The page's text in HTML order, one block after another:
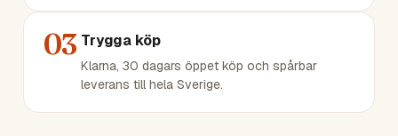
03 Trygga köp
Klarna, 30 dagars öppet köp och spårbar
leverans till hela Sverige.